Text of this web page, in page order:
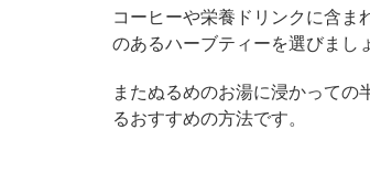
コーヒーや栄養ドリンクに含
のあるハーブティーを選びまし
またぬるめのお湯に浸かって
るおすすめの方法です。